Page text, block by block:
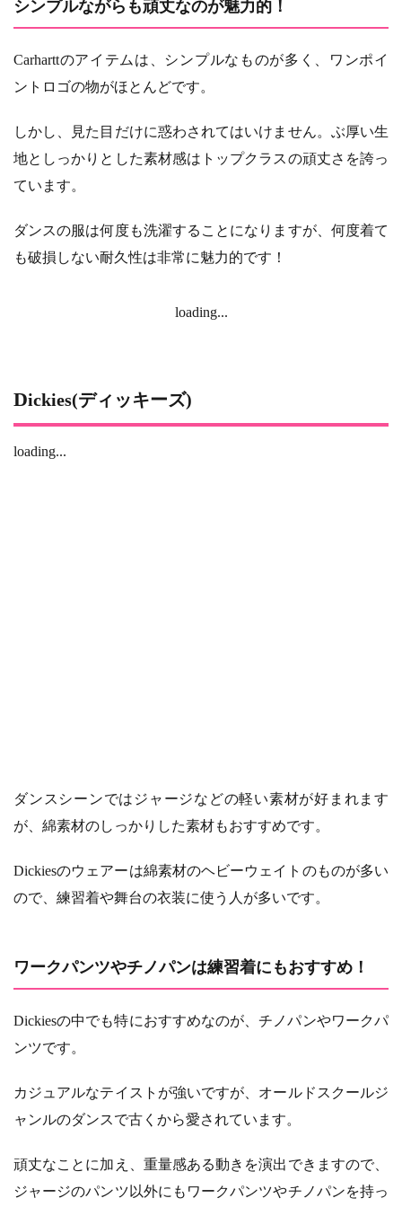
シンプルながらも頑丈なのが魅力的！
Carharttのアイテムは、シンプルなものが多く、ワンポイ
ントロゴの物がほとんどです。
しかし、見た目だけに惑わされてはいけません。ぶ厚い生
地としっかりとした素材感はトップクラスの頑丈さを誇っ
ています。
ダンスの服は何度も洗濯することになりますが、何度着て
も破損しない耐久性は非常に魅力的です！
loading...
Dickies(ディッキーズ)
loading...
ダンスシーンではジャージなどの軽い素材が好まれます
が、綿素材のしっかりした素材もおすすめです。
Dickiesのウェアーは綿素材のヘビーウェイトのものが多い
ので、練習着や舞台の衣装に使う人が多いです。
ワークパンツやチノパンは練習着にもおすすめ！
Dickiesの中でも特におすすめなのが、チノパンやワークパ
ンツです。
カジュアルなテイストが強いですが、オールドスクールジ
ャンルのダンスで古くから愛されています。
頑丈なことに加え、重量感ある動きを演出できますので、
ジャージのパンツ以外にもワークパンツやチノパンを持っ